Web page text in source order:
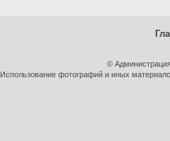
©
Использование фотографий и иных